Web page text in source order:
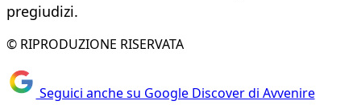
pregiudizi.
© RIPRODUZIONE RISERVATA
Seguici anche su Google Discover di Avvenire